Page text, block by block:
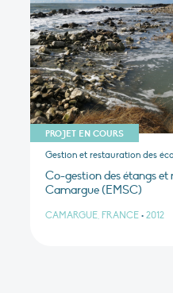
PROJET EN COURS
Gestion et restauration des
Co-gestion des étangs et
Camargue (EMSC)
CAMARGUE, FRANCE • 2012